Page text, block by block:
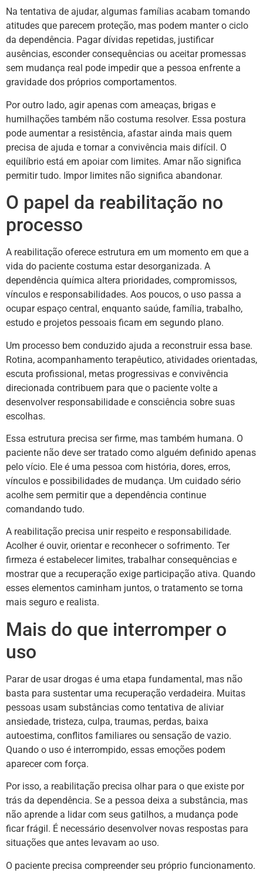
Na tentativa de ajudar, algumas famílias acabam tomando
atitudes que parecem proteção, mas podem manter o ciclo
da dependência. Pagar dívidas repetidas, justificar
ausências, esconder consequências ou aceitar promessas
sem mudança real pode impedir que a pessoa enfrente a
gravidade dos próprios comportamentos.
Por outro lado, agir apenas com ameaças, brigas e
humilhações também não costuma resolver. Essa postura
pode aumentar a resistência, afastar ainda mais quem
precisa de ajuda e tornar a convivência mais difícil. O
equilíbrio está em apoiar com limites. Amar não significa
permitir tudo. Impor limites não significa abandonar.
O papel da reabilitação no
processo
A reabilitação oferece estrutura em um momento em que a
vida do paciente costuma estar desorganizada. A
dependência química altera prioridades, compromissos,
vínculos e responsabilidades. Aos poucos, o uso passa a
ocupar espaço central, enquanto saúde, família, trabalho,
estudo e projetos pessoais ficam em segundo plano.
Um processo bem conduzido ajuda a reconstruir essa base.
Rotina, acompanhamento terapêutico, atividades orientadas,
escuta profissional, metas progressivas e convivência
direcionada contribuem para que o paciente volte a
desenvolver responsabilidade e consciência sobre suas
escolhas.
Essa estrutura precisa ser firme, mas também humana. O
paciente não deve ser tratado como alguém definido apenas
pelo vício. Ele é uma pessoa com história, dores, erros,
vínculos e possibilidades de mudança. Um cuidado sério
acolhe sem permitir que a dependência continue
comandando tudo.
A reabilitação precisa unir respeito e responsabilidade.
Acolher é ouvir, orientar e reconhecer o sofrimento. Ter
firmeza é estabelecer limites, trabalhar consequências e
mostrar que a recuperação exige participação ativa. Quando
esses elementos caminham juntos, o tratamento se torna
mais seguro e realista.
Mais do que interromper o
uso
Parar de usar drogas é uma etapa fundamental, mas não
basta para sustentar uma recuperação verdadeira. Muitas
pessoas usam substâncias como tentativa de aliviar
ansiedade, tristeza, culpa, traumas, perdas, baixa
autoestima, conflitos familiares ou sensação de vazio.
Quando o uso é interrompido, essas emoções podem
aparecer com força.
Por isso, a reabilitação precisa olhar para o que existe por
trás da dependência. Se a pessoa deixa a substância, mas
não aprende a lidar com seus gatilhos, a mudança pode
ficar frágil. É necessário desenvolver novas respostas para
situações que antes levavam ao uso.
O paciente precisa compreender seu próprio funcionamento.